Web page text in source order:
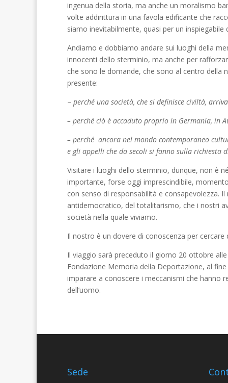
ingenua della storia, ma anche un moralismo
volte addirittura in una favola edificante che
siamo inevitabilmente, quasi per un inspiegabile
Andiamo e dobbiamo andare sui luoghi della
innocenti dello sterminio, ma anche per
che sono le domande, che sono al centro della
presente:
– perché una società, che si definisce civiltà,
– perché ciò è accaduto proprio in Germania, in
– perché ancora nel mondo contemporaneo
e gli appelli che da secoli si fanno sulla richiesta
Visitare i luoghi dello sterminio, dunque, non è
importante, forse oggi imprescindibile,
con senso di responsabilità e consapevolezza.
antidemocratico, del totalitarismo, che i nostri
società nella quale viviamo.
Il nostro è un dovere di conoscenza per
Il viaggio sarà preceduto il giorno 20 ottobre
Fondazione Memoria della Deportazione, al
imparare a conoscere i meccanismi che hanno
dell’uomo.
Sede